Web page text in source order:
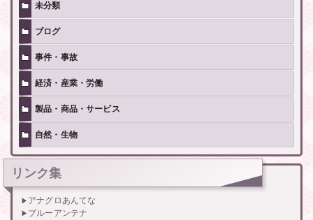
未分類
ブログ
事件・事故
経済・産業・労働
製品・商品・サービス
自然・生物
リンク集
アナグロあんてな
ブルーアンテナ